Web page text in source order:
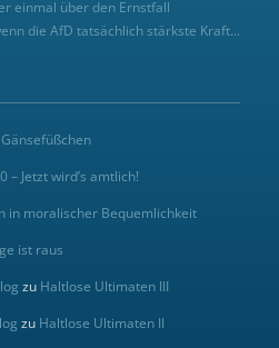
einmal über den Ernstfall
die AfD tatsächlich stärkste Kraft...
– Jetzt wird’s amtlich!
in moralischer Bequemlichkeit
ist raus
zu Haltlose Ultimaten III
zu Haltlose Ultimaten II